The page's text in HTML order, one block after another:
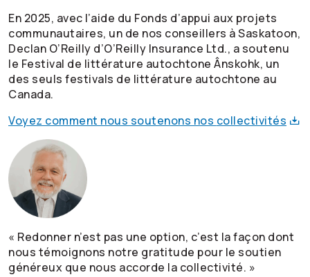
En 2025, avec l’aide du Fonds d’appui aux projets
communautaires, un de nos conseillers à Saskatoon,
Declan O’Reilly d’O’Reilly Insurance Ltd., a soutenu
le Festival de littérature autochtone Ânskohk, un
des seuls festivals de littérature autochtone au
Canada.
Voyez comment nous soutenons nos collectivités
« Redonner n’est pas une option, c’est la façon dont
nous témoignons notre gratitude pour le soutien
généreux que nous accorde la collectivité. »